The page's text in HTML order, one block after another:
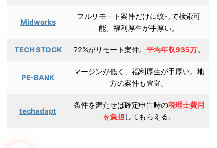
Midworks
フルリモート案件だけに絞って検索可
能。福利厚生が手厚い。
TECH STOCK 72%がリモート案件。 平均年収935万。
PE-BANK
マージンが低く、福利厚生が手厚い。地
方の案件も豊富。
techadapt
条件を満たせば確定申告時の税理士費用
を負担してもらえる。